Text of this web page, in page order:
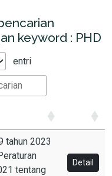
keyword : PHD
entri
tahun 2023
tentang
Detail